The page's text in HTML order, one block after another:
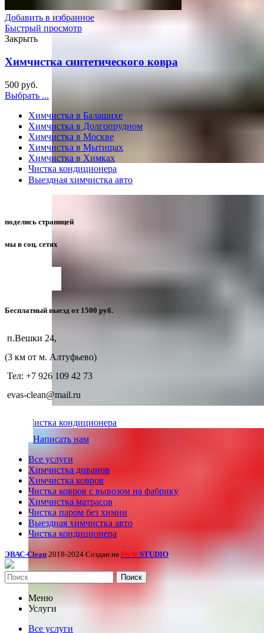
Выездная химчистка авто
Чистка кондиционера
Добавить в избранное
Быстрый просмотр
Закрыть
Химчистка синтетического ковра
500 руб.
Выбрать ...
Химчистка в Балашихе
Химчистка в Долгопрудном
Химчистка в Москве
Химчистка в Мытищах
Химчистка в Химках
Чистка кондиционера
поделись страницей
мы в соц. сетях
Бесплатный выезд от 1500 руб.
п.Вешки 24,
(3 км от м. Алтуфьево)
Тел: +7 926 109 42 73
evas-clean@mail.ru
Написать нам
Все услуги
Химчистка диванов
Химчистка ковров
Чистка ковров с вывозом на фабрику
Химчистка матрасов
Чистка паром без химии
Выездная химчистка авто
Чистка кондиционера
ЭВАС-Clean 2018-2024 Создан на IWW STUDIO
Поиск
Меню
Услуги
Все услуги